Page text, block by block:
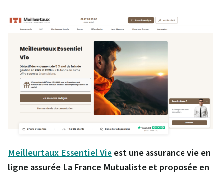
Meilleurtaux Essentiel Vie est une assurance vie en
ligne assurée La France Mutualiste et proposée en